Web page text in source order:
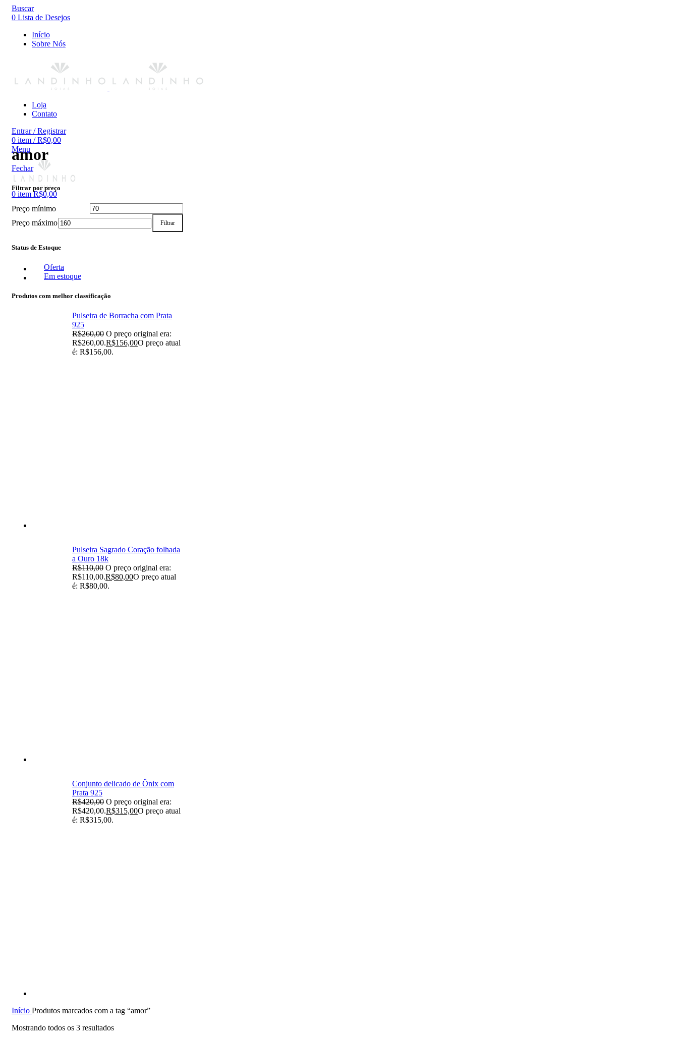
Buscar
0 Lista de Desejos
Início
Sobre Nós
Loja
Contato
Entrar / Registrar
0 item / R$0,00
Menu
0 item R$0,00
amor
Fechar
Filtrar por preço
Preço mínimo
Preço máximo
Filtrar
Status de Estoque
Oferta
Em estoque
Produtos com melhor classificação
Pulseira de Borracha com Prata
925
R$260,00 O preço original era:
R$260,00.R$156,00O preço atual
é: R$156,00.
Pulseira Sagrado Coração folhada
a Ouro 18k
R$110,00 O preço original era:
R$110,00.R$80,00O preço atual
é: R$80,00.
Conjunto delicado de Ônix com
Prata 925
R$420,00 O preço original era:
R$420,00.R$315,00O preço atual
é: R$315,00.
Início Produtos marcados com a tag “amor”
Mostrando todos os 3 resultados